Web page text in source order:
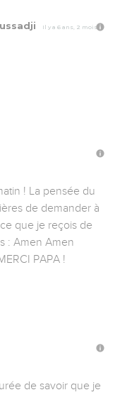
Il y a 6 ans, 2 mois
! La pensée du
de demander à
que je reçois de
: Amen Amen
PAPA !
de savoir que je